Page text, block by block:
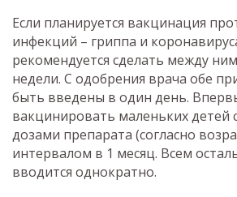
Если планируется вакцинация
инфекций – гриппа и
рекомендуется сделать между
недели. С одобрения врача обе
быть введены в один день.
вакцинировать маленьких детей
дозами препарата (согласно
интервалом в 1 месяц. Всем
вводится однократно.